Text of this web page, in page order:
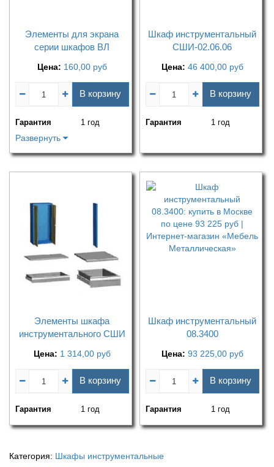
Элементы для экрана
серии шкафов ВЛ
Цена: 160,00 руб
В корзину
Гарантия 1 год
Развернуть
Шкаф инструментальный
СШИ-02.06.06
Цена: 46 400,00 руб
В корзину
Гарантия 1 год
Элементы шкафа
инструментального СШИ
Цена: 1 314,00 руб
В корзину
Гарантия 1 год
Шкаф инструментальный
08.3400
Цена: 93 225,00 руб
В корзину
Гарантия 1 год
Категория: Шкафы инструментальные